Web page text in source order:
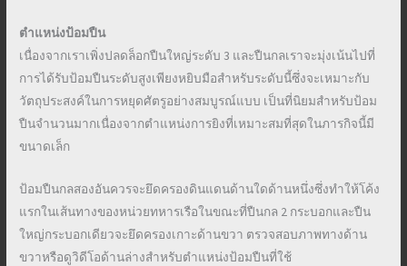
ตำแหน่งป้อมปืน
เนื่องจากเราเพิ่งปลดล็อกปืนใหญ่ระดับ 3 และปืนกลเราจะมุ่งเน้นไปที่
การได้รับป้อมปืนระดับสูงเพียงหยิบมือสำหรับระดับนี้ซึ่งจะเหมาะกับ
วัตถุประสงค์ในการหยุดศัตรูอย่างสมบูรณ์แบบ เป็นที่นิยมสำหรับป้อม
ปืนจำนวนมากเนื่องจากตำแหน่งการยิงที่เหมาะสมที่สุดในภารกิจนี้มี
ขนาดเล็ก
ป้อมปืนกลสองอันควรจะยึดครองดินแดนด้านใดด้านหนึ่งซึ่งทำให้โค้ง
แรกในเส้นทางของหน่วยทหารเรือในขณะที่ปืนกล 2 กระบอกและปืน
ใหญ่กระบอกเดียวจะยึดครองเกาะด้านขวา ตรวจสอบภาพทางด้าน
ขวาหรือดูวิดีโอด้านล่างสำหรับตำแหน่งป้อมปืนที่ใช้